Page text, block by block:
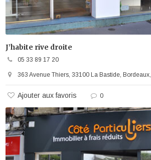
J’habite rive droite
05 33 89 17 20
363 Avenue Thiers, 33100 La Bastide,
Ajouter aux favoris 0